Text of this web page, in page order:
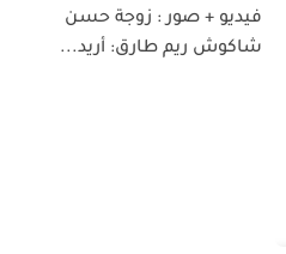
فيديو + صور : زوجة حسن
شاكوش ريم طارق: أريد...